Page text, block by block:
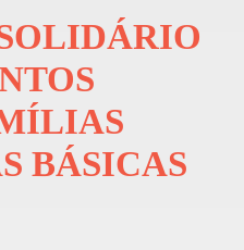
BÁSICAS